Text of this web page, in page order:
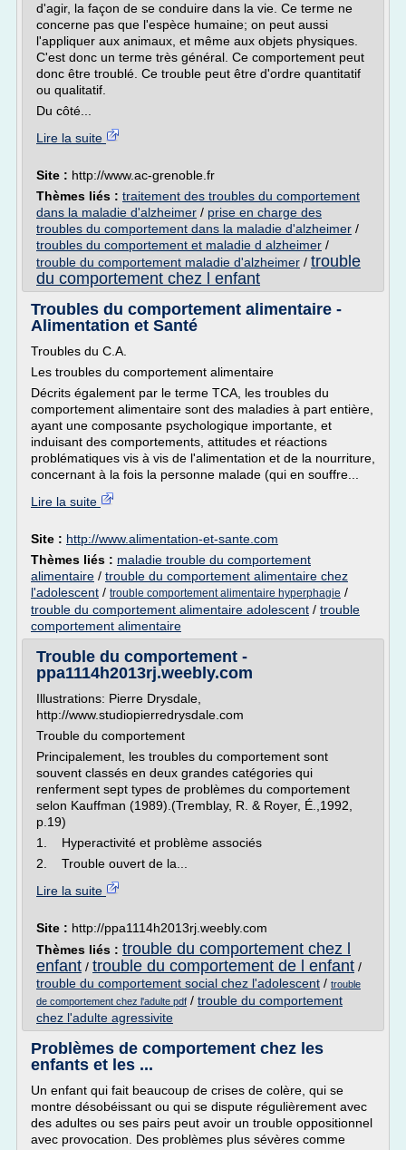
d'agir, la façon de se conduire dans la vie. Ce terme ne
concerne pas que l'espèce humaine; on peut aussi
l'appliquer aux animaux, et même aux objets physiques.
C'est donc un terme très général. Ce comportement peut
donc être troublé. Ce trouble peut être d'ordre quantitatif
ou qualitatif.
Du côté...
Lire la suite
Site : http://www.ac-grenoble.fr
Thèmes liés : traitement des troubles du comportement
dans la maladie d'alzheimer / prise en charge des
troubles du comportement dans la maladie d'alzheimer /
troubles du comportement et maladie d alzheimer /
trouble du comportement maladie d'alzheimer / trouble
du comportement chez l enfant
Troubles du comportement alimentaire -
Alimentation et Santé
Troubles du C.A.
Les troubles du comportement alimentaire
Décrits également par le terme TCA, les troubles du
comportement alimentaire sont des maladies à part entière,
ayant une composante psychologique importante, et
induisant des comportements, attitudes et réactions
problématiques vis à vis de l'alimentation et de la nourriture,
concernant à la fois la personne malade (qui en souffre...
Lire la suite
Site : http://www.alimentation-et-sante.com
Thèmes liés : maladie trouble du comportement
alimentaire / trouble du comportement alimentaire chez
l'adolescent / trouble comportement alimentaire hyperphagie /
trouble du comportement alimentaire adolescent / trouble
comportement alimentaire
Trouble du comportement -
ppa1114h2013rj.weebly.com
Illustrations: Pierre Drysdale,
http://www.studiopierredrysdale.com
Trouble du comportement
Principalement, les troubles du comportement sont
souvent classés en deux grandes catégories qui
renferment sept types de problèmes du comportement
selon Kauffman (1989).(Tremblay, R. & Royer, É.,1992,
p.19)
1. Hyperactivité et problème associés
2. Trouble ouvert de la...
Lire la suite
Site : http://ppa1114h2013rj.weebly.com
Thèmes liés : trouble du comportement chez l
enfant / trouble du comportement de l enfant /
trouble du comportement social chez l'adolescent / trouble
de comportement chez l'adulte pdf / trouble du comportement
chez l'adulte agressivite
Problèmes de comportement chez les
enfants et les ...
Un enfant qui fait beaucoup de crises de colère, qui se
montre désobéissant ou qui se dispute régulièrement avec
des adultes ou ses pairs peut avoir un trouble oppositionnel
avec provocation. Des problèmes plus sévères comme